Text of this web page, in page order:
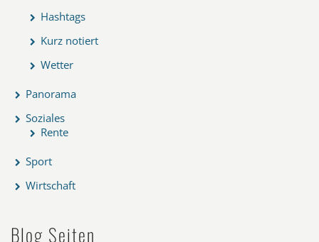
Hashtags
Kurz notiert
Wetter
Panorama
Soziales
Rente
Sport
Wirtschaft
Blog Seiten